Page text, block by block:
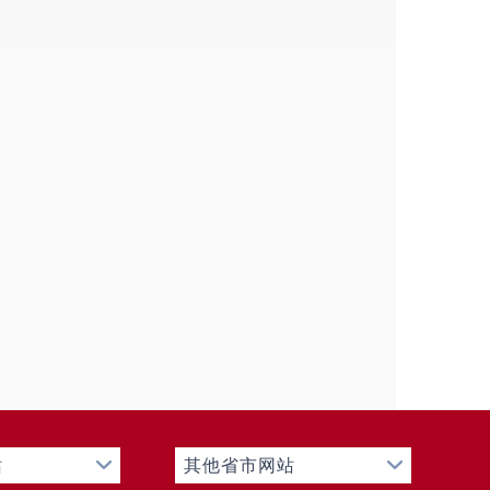
其他省市网站